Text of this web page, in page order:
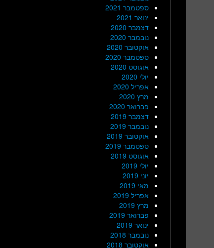
ספטמבר 2021
ינואר 2021
דצמבר 2020
נובמבר 2020
אוקטובר 2020
ספטמבר 2020
אוגוסט 2020
יולי 2020
אפריל 2020
מרץ 2020
פברואר 2020
דצמבר 2019
נובמבר 2019
אוקטובר 2019
ספטמבר 2019
אוגוסט 2019
יולי 2019
יוני 2019
מאי 2019
אפריל 2019
מרץ 2019
פברואר 2019
ינואר 2019
נובמבר 2018
אוקטובר 2018